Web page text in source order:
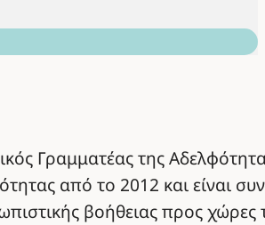
Γραμματέας της
από το 2012 και είναι
βοήθειας προς χώρες